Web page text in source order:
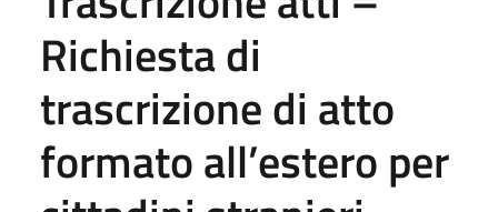
Richiesta di
trascrizione di atto
formato all’estero per